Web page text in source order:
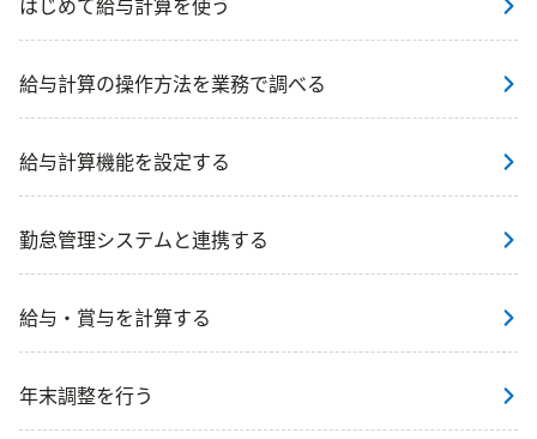
はじめて給与計算を使う
給与計算の操作方法を業務で調べる
給与計算機能を設定する
勤怠管理システムと連携する
給与・賞与を計算する
年末調整を行う